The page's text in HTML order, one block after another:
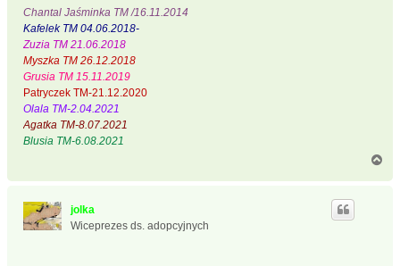
Chantal Jaśminka TM /16.11.2014
Kafelek TM 04.06.2018-
Zuzia TM 21.06.2018
Myszka TM 26.12.2018
Grusia TM 15.11.2019
Patryczek TM-21.12.2020
Olala TM-2.04.2021
Agatka TM-8.07.2021
Blusia TM-6.08.2021
jolka
Wiceprezes ds. adopcyjnych